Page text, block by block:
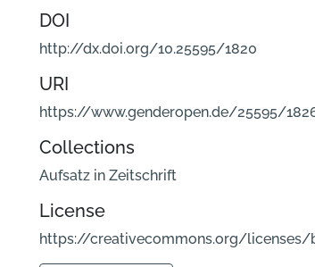
DOI
http://dx.doi.org/10.25595/1820
URI
https://www.genderopen.de/25595/
Collections
Aufsatz in Zeitschrift
License
https://creativecommons.org/